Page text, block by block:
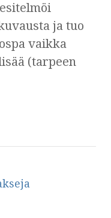
ja tuo
vaikka
(tarpeen